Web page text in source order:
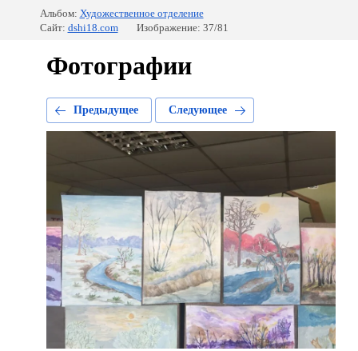
Альбом: Художественное отделение
Сайт: dshi18.com Изображение: 37/81
Фотографии
Предыдущее Следующее